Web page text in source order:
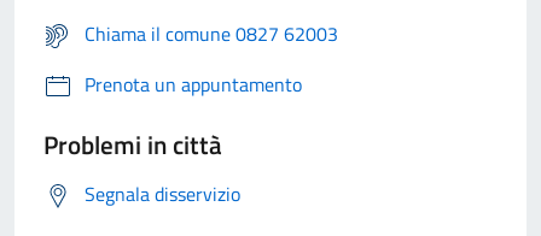
Chiama il comune 0827 62003
Prenota un appuntamento
Problemi in città
Segnala disservizio